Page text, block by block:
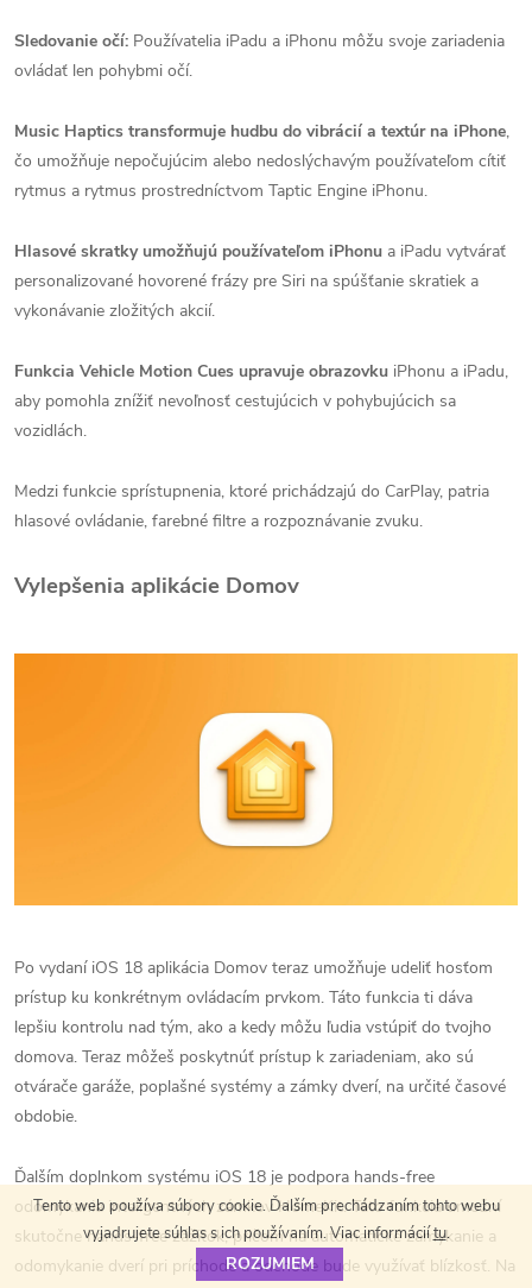
Tento web používa súbory cookie. Ďalším prechádzaním tohto webu
vyjadrujete súhlas s ich používaním. Viac informáciítu.
ROZUMIEM
Sledovanie očí: Používatelia iPadu a iPhonu môžu svoje zariadenia
ovládať len pohybmi očí.
Music Haptics transformuje hudbu do vibrácií a textúr na iPhone,
čo umožňuje nepočujúcim alebo nedoslýchavým používateľom cítiť
rytmus a rytmus prostredníctvom Taptic Engine iPhonu.
Hlasové skratky umožňujú používateľom iPhonu a iPadu vytvárať
personalizované hovorené frázy pre Siri na spúšťanie skratiek a
vykonávanie zložitých akcií.
Funkcia Vehicle Motion Cues upravuje obrazovku iPhonu a iPadu,
aby pomohla znížiť nevoľnosť cestujúcich v pohybujúcich sa
vozidlách.
Medzi funkcie sprístupnenia, ktoré prichádzajú do CarPlay, patria
hlasové ovládanie, farebné filtre a rozpoznávanie zvuku.
Vylepšenia aplikácie Domov
Po vydaní iOS 18 aplikácia Domov teraz umožňuje udeliť hosťom
prístup ku konkrétnym ovládacím prvkom. Táto funkcia ti dáva
lepšiu kontrolu nad tým, ako a kedy môžu ľudia vstúpiť do tvojho
domova. Teraz môžeš poskytnúť prístup k zariadeniam, ako sú
otvárače garáže, poplašné systémy a zámky dverí, na určité časové
obdobie.
Ďalším doplnkom systému iOS 18 je podpora hands-free
odomykania inteligentných zámkov HomeKit. Táto funkcia umožní
skutočne hands-free zážitok, pričom na automatické zamykanie a
odomykanie dverí pri príchode a odchode bude využívať blízkosť. Na